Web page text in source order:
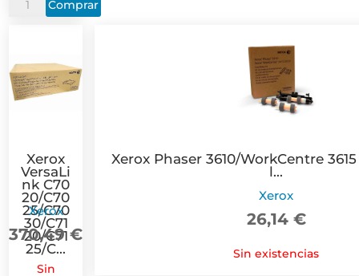
Fusor
Original
110V
cantidad
Comprar
Xerox
VersaLi
nk C70
20/C70
25/C70
30/C71
20/C71
25/C...
Xerox
370,49€
Sin
Xerox Phaser 3610/WorkCentre
l...
Xerox
26,14 €
Sin existencias